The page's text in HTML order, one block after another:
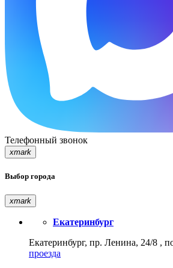
Телефонный звонок
xmark
Выбор города
xmark
Екатеринбург
Екатеринбург, пр. Ленина, 24/8 ,
проезда